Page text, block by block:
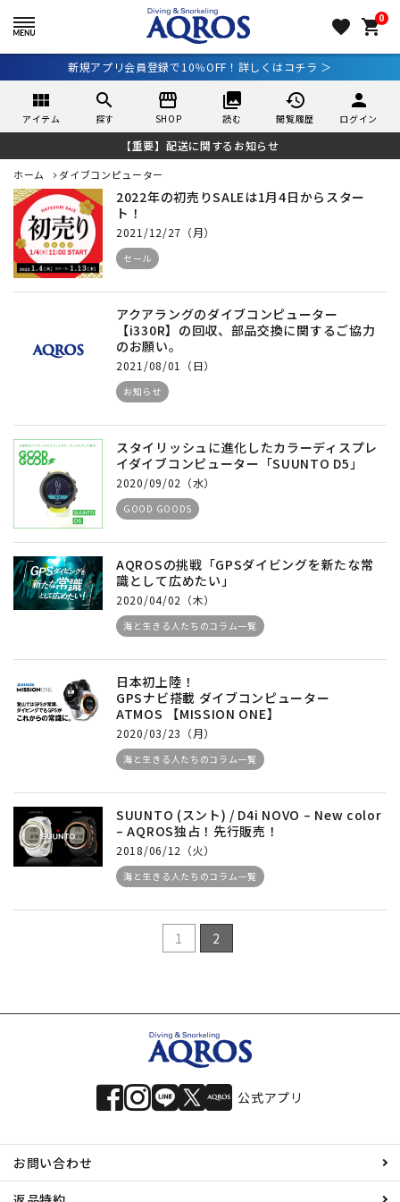
favorite 0
shopping_cart
新規アプリ会員登録で10％OFF！詳しくはコチラ ＞
view_module
アイテム
search
探す
storefront
SHOP
collections
読む
history
閲覧履歴
person
ログイン
【重要】配送に関するお知らせ
ホーム ダイブコンピューター
2022年の初売りSALEは1月4日からスター
ト！
2021/12/27（月）
セール
アクアラングのダイブコンピューター
【i330R】の回収、部品交換に関するご協力
のお願い。
2021/08/01（日）
お知らせ
スタイリッシュに進化したカラーディスプレ
イダイブコンピューター「SUUNTO D5」
2020/09/02（水）
GOOD GOODS
AQROSの挑戦「GPSダイビングを新たな常
識として広めたい」
2020/04/02（木）
海と生きる人たちのコラム一覧
日本初上陸！
GPSナビ搭載 ダイブコンピューター
ATMOS 【MISSION ONE】
2020/03/23（月）
海と生きる人たちのコラム一覧
SUUNTO (スント) / D4i NOVO – New color
– AQROS独占！先行販売！
2018/06/12（火）
海と生きる人たちのコラム一覧
1 2
公式アプリ
お問い合わせ